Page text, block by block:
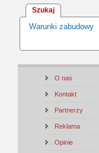
Szukaj
Warunki zabudowy
O nas
Kontakt
Partnerzy
Reklama
Opinie